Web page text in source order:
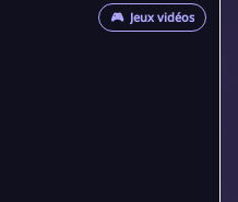
🎮 Jeux vidéos